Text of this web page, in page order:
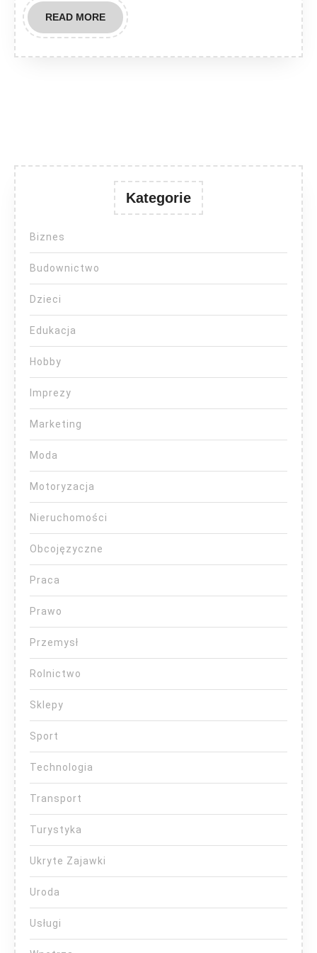
READ MOREREAD
MORE
Kategorie
Biznes
Budownictwo
Dzieci
Edukacja
Hobby
Imprezy
Marketing
Moda
Motoryzacja
Nieruchomości
Obcojęzyczne
Praca
Prawo
Przemysł
Rolnictwo
Sklepy
Sport
Technologia
Transport
Turystyka
Ukryte Zajawki
Uroda
Usługi